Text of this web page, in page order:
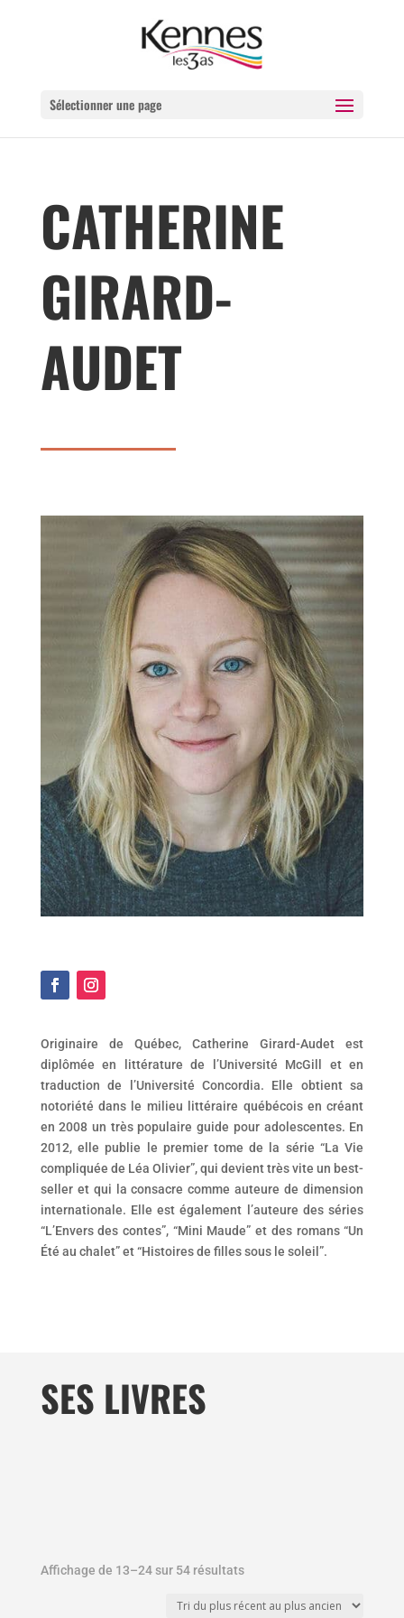
Sélectionner une page
CATHERINE
GIRARD-
AUDET
Originaire de Québec, Catherine Girard-Audet est
diplômée en littérature de l’Université McGill et en
traduction de l’Université Concordia. Elle obtient sa
notoriété dans le milieu littéraire québécois en créant
en 2008 un très populaire guide pour adolescentes. En
2012, elle publie le premier tome de la série “La Vie
compliquée de Léa Olivier”, qui devient très vite un best-
seller et qui la consacre comme auteure de dimension
internationale. Elle est également l’auteure des séries
“L’Envers des contes”, “Mini Maude” et des romans “Un
Été au chalet” et “Histoires de filles sous le soleil”.
SES LIVRES
Affichage de 13–24 sur 54 résultats